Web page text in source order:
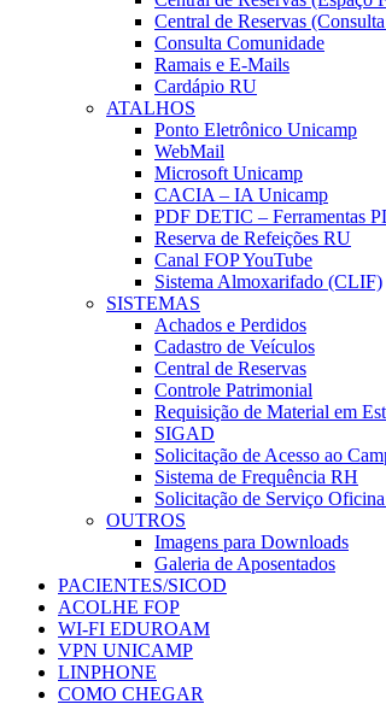
Central de Reservas
Consulta Comunidade
Ramais e E-Mails
Cardápio RU
ATALHOS
Ponto Eletrônico Unicamp
WebMail
Microsoft Unicamp
CACIA – IA Unicamp
PDF DETIC – Ferramentas
Reserva de Refeições RU
Canal FOP YouTube
Sistema Almoxarifado (CLIF)
SISTEMAS
Achados e Perdidos
Cadastro de Veículos
Central de Reservas
Controle Patrimonial
Requisição de Material em
SIGAD
Solicitação de Acesso ao
Sistema de Frequência RH
Solicitação de Serviço
OUTROS
Imagens para Downloads
Galeria de Aposentados
PACIENTES/SICOD
ACOLHE FOP
WI-FI EDUROAM
VPN UNICAMP
LINPHONE
COMO CHEGAR